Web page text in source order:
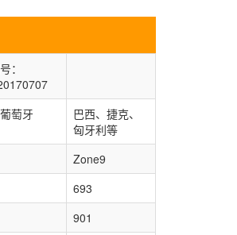
：
萄牙
巴西、捷克、
匈牙利等
Zone9
693
901